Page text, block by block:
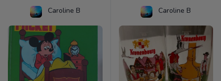
Caroline B Caroline B